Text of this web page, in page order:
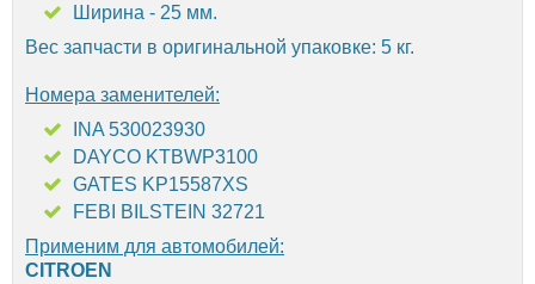
Ширина - 25 мм.
Вес запчасти в оригинальной упаковке: 5 кг.
Номера заменителей:
INA 530023930
DAYCO KTBWP3100
GATES KP15587XS
FEBI BILSTEIN 32721
Применим для автомобилей:
CITROEN